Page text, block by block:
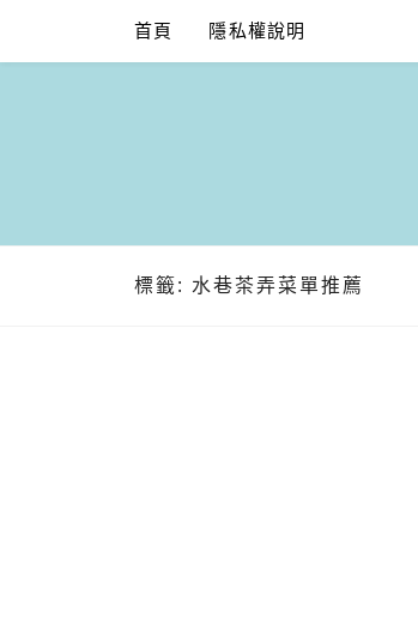
content
首頁 隱私權說明
標籤: 水巷茶弄菜單推薦